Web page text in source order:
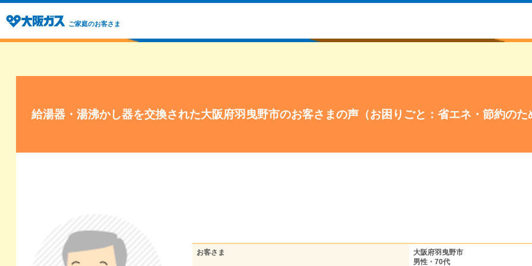
ご家庭のお客さま
給湯器・湯沸かし器を交換された大阪府羽曳野市のお客さまの声（お困りごと：省エネ・節約のた
お客さま
大阪府羽曳野市
男性・70代